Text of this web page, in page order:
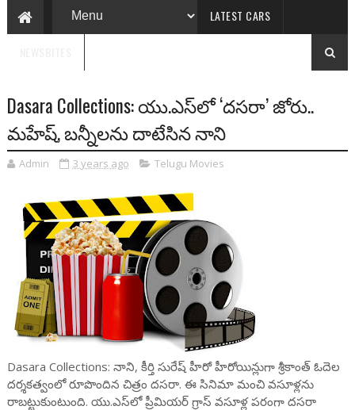
LATEST CARS
Dasara Collections: యు.ఎస్‌లో ‘దసరా’ జోరు..
మహేష్, బ‌న్నీలను దాటేసిన నాని
Admin 3 years ago Telugu Movies
Dasara Collections: నాని, కీర్తి సురేష్ హీరో హీరోయిన్లుగా శ్రీకాంత్ ఓదెల
ద‌ర్శ‌క‌త్వంలో రూపొందిన చిత్రం ద‌స‌రా. ఈ సినిమా మంచి వ‌సూళ్ల‌ను
రాబ‌ట్టుకుంటుంది. యు.ఎస్‌లో ప్రీమియ‌ర్ గ్రాస్ వ‌సూళ్ల ప‌రంగా ద‌స‌రా